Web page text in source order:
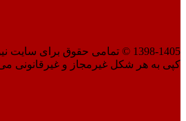
1398-1405 © تمامی حقوق برای
کپی به هر شکل غیرمجاز و غیرقانونی